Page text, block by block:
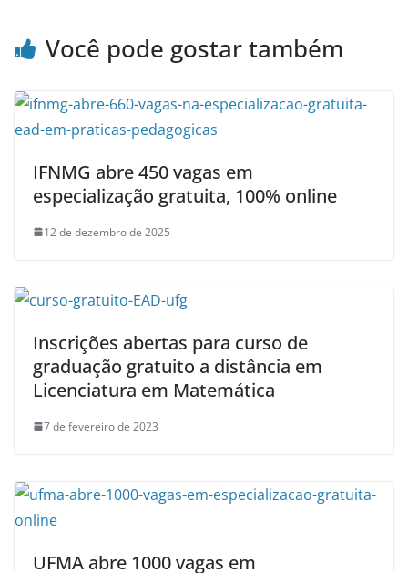
Você pode gostar também
IFNMG abre 450 vagas em
especialização gratuita, 100% online
12 de dezembro de 2025
Inscrições abertas para curso de
graduação gratuito a distância em
Licenciatura em Matemática
7 de fevereiro de 2023
UFMA abre 1000 vagas em